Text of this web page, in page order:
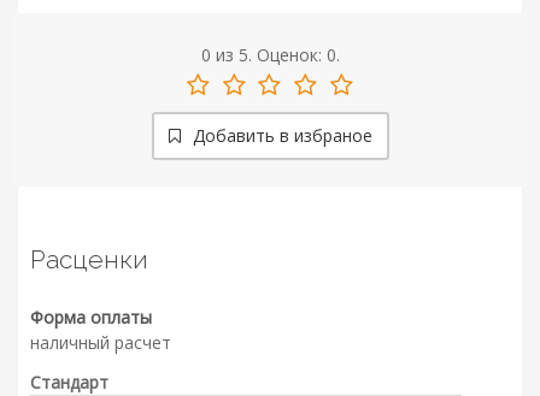
0 из 5. Оценок: 0.
Добавить в избраное
Расценки
Форма оплаты
наличный расчет
Стандарт